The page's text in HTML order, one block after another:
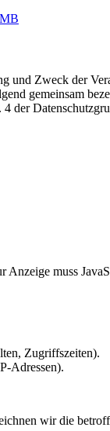
und Zweck der
gemeinsam
der
muss
Zugriffszeiten).
Adressen).
wir die